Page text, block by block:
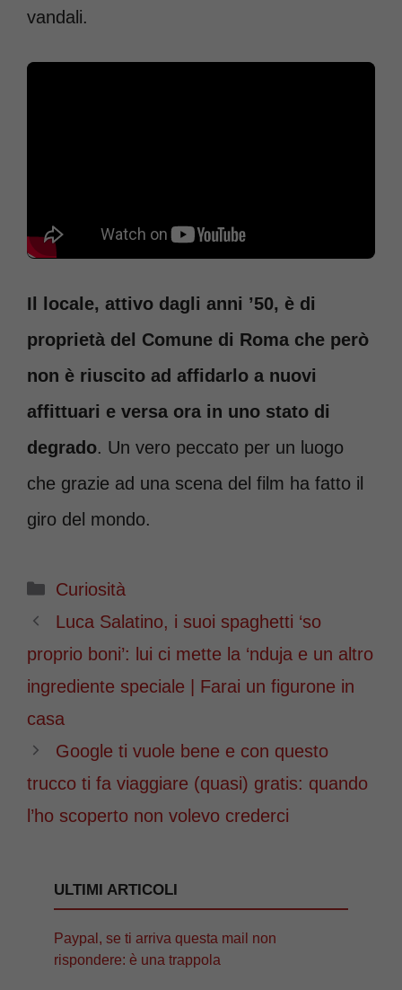
vandali.
Il locale, attivo dagli anni ’50, è di
proprietà del Comune di Roma che però
non è riuscito ad affidarlo a nuovi
affittuari e versa ora in uno stato di
degrado. Un vero peccato per un luogo
che grazie ad una scena del film ha fatto il
giro del mondo.
Categorie
Curiosità
Luca Salatino, i suoi spaghetti ‘so
proprio boni’: lui ci mette la ‘nduja e un altro
ingrediente speciale | Farai un figurone in
casa
Google ti vuole bene e con questo
trucco ti fa viaggiare (quasi) gratis: quando
l’ho scoperto non volevo crederci
ULTIMI ARTICOLI
Paypal, se ti arriva questa mail non
rispondere: è una trappola